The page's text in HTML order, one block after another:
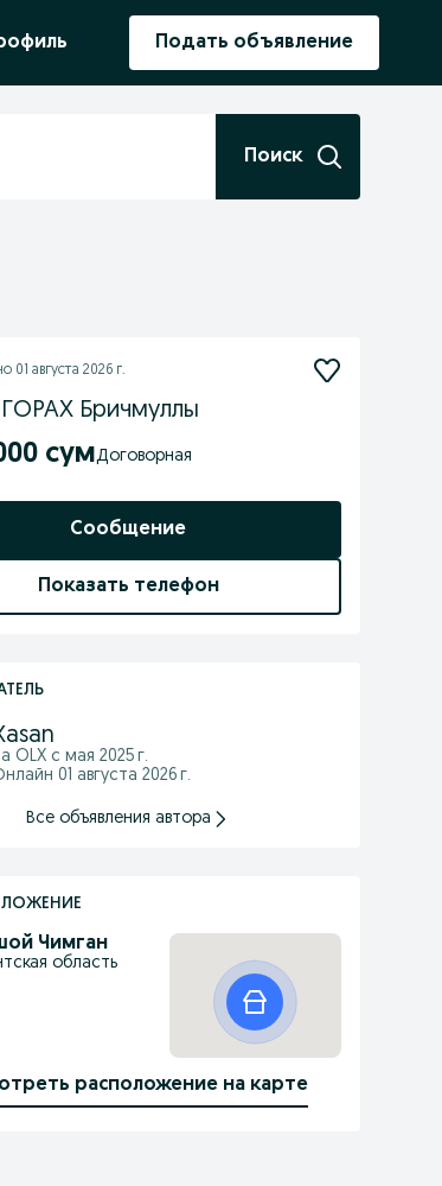
Подать объявление
Поиск
01 августа 2026 г.
Бричмуллы
сум Договорная
Сообщение
Показать телефон
OLX с мая 2025 г.
01 августа 2026 г.
Все объявления автора
Чимган
область
расположение на карте